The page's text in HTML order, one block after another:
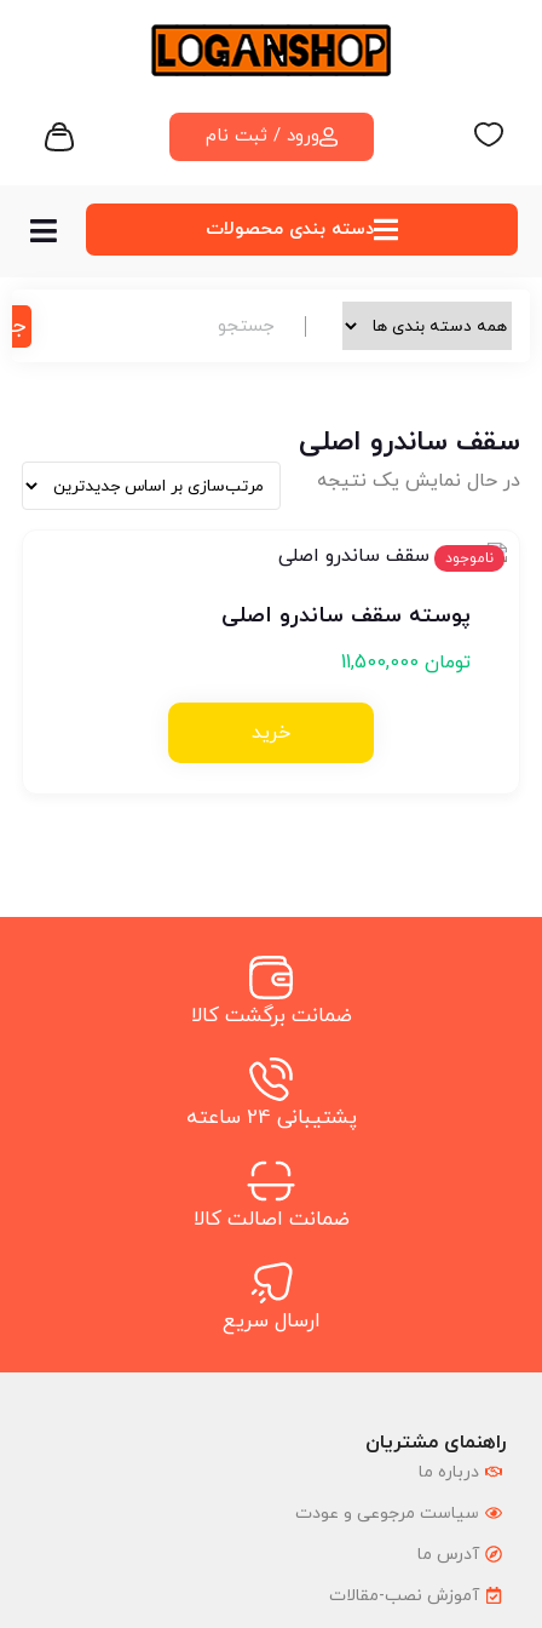
ورود / ثبت نام
دسته‌ بندی محصولات
سقف ساندرو اصلی
در حال نمایش یک نتیجه
ناموجود
پوسته سقف ساندرو اصلی
تومان11,500,000
خرید
ضمانت برگشت کالا
پشتیبانی 24 ساعته
ضمانت اصالت کالا
ارسال سریع
راهنمای مشتریان
درباره ما
سیاست مرجوعی و عودت
آدرس ما
آموزش نصب-مقالات